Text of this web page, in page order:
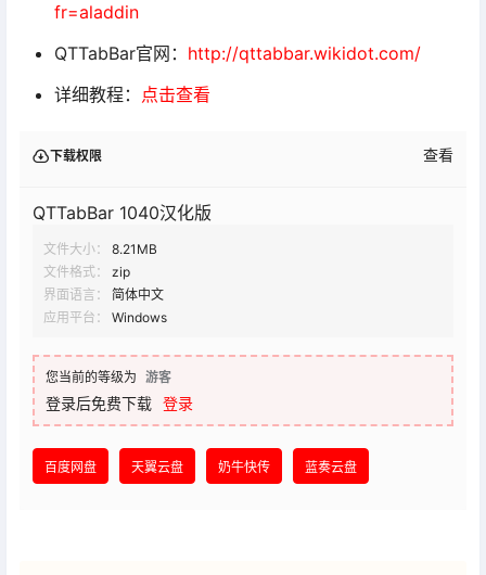
fr=aladdin
QTTabBar官网： http://qttabbar.wikidot.com/
详细教程： 点击查看
下载权限 查看
QTTabBar 1040汉化版
文件大小：
8.21MB
文件格式：
zip
界面语言：
简体中文
应用平台：
Windows
您当前的等级为 游客
登录后免费下载 登录
百度网盘 天翼云盘 奶牛快传 蓝奏云盘